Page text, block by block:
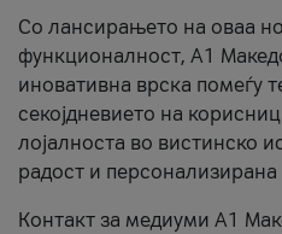
Со лансирањето на оваа
функционалност, А1
иновативна врска помеѓу
секојдневието на
лојалноста во вистинско
радост и персонализирана
Контакт за медиуми А1